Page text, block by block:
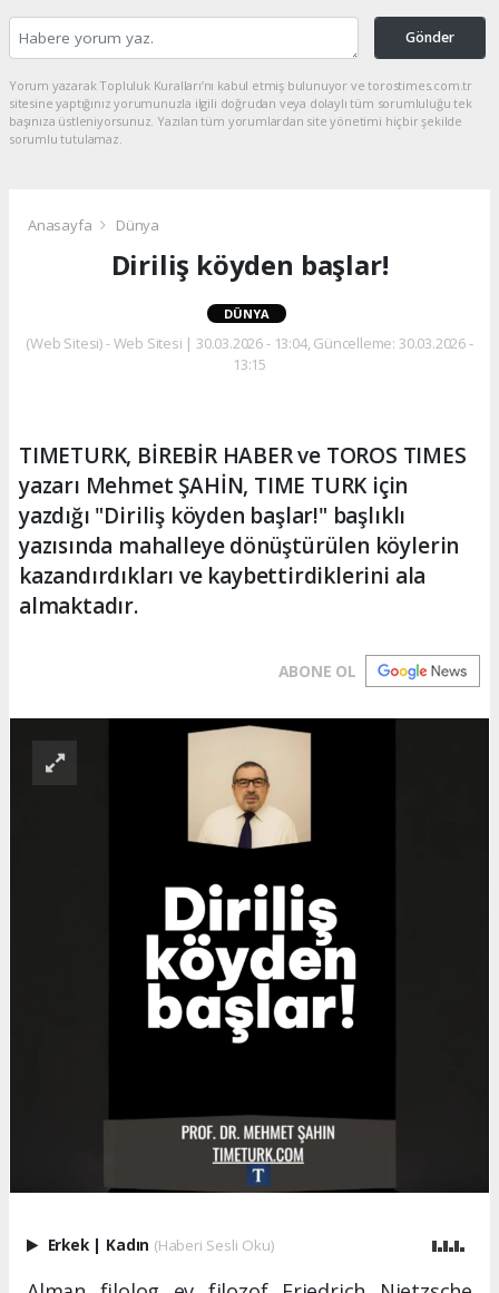
Gönder
Yorum yazarak Topluluk Kuralları’nı kabul etmiş bulunuyor ve torostimes.com.tr
sitesine yaptığınız yorumunuzla ilgili doğrudan veya dolaylı tüm sorumluluğu tek
başınıza üstleniyorsunuz. Yazılan tüm yorumlardan site yönetimi hiçbir şekilde
sorumlu tutulamaz.
Anasayfa Dünya
Diriliş köyden başlar!
DÜNYA
(Web Sitesi) - Web Sitesi | 30.03.2026 - 13:04, Güncelleme: 30.03.2026 -
13:15
TIMETURK, BİREBİR HABER ve TOROS TIMES
yazarı Mehmet ŞAHİN, TIME TURK için
yazdığı "Diriliş köyden başlar!" başlıklı
yazısında mahalleye dönüştürülen köylerin
kazandırdıkları ve kaybettirdiklerini ala
almaktadır.
ABONE OL
Erkek Kadın (Haberi Sesli Oku)